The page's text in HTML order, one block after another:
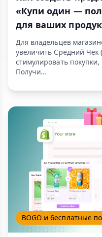
«Купи один —
для ваших
Для владельцев
увеличить Средний Чек
стимулировать
Получи...
BOGO и бесплатные